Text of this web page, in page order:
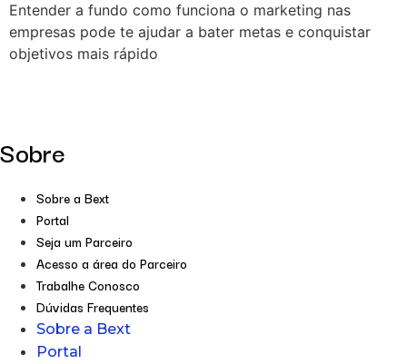
Entender a fundo como funciona o marketing nas
empresas pode te ajudar a bater metas e conquistar
objetivos mais rápido
Sobre
Sobre a Bext
Portal
Seja um Parceiro
Acesso a área do Parceiro
Trabalhe Conosco
Dúvidas Frequentes
Sobre a Bext
Portal